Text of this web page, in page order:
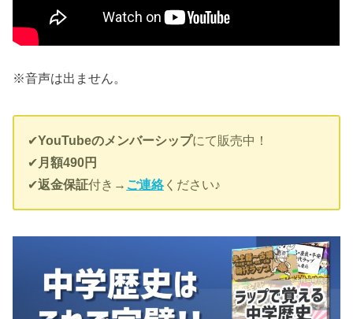
※音声は出ません。
✔︎YouTubeのメンバーシップにて販売中！
✔︎ 月額490円
✔︎返金保証付き→ ご連絡ください♪